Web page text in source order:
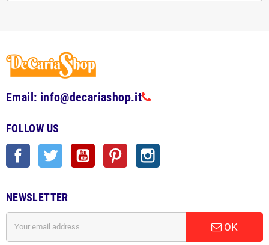
Email: info@decariashop.it
FOLLOW US
Facebook Twitter YouTube Pinterest
NEWSLETTER
OK